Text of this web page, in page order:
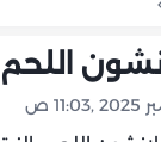
اللحم